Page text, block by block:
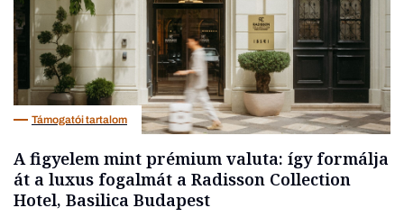
Támogatói tartalom
A figyelem mint prémium valuta: így formálja
át a luxus fogalmát a Radisson Collection
Hotel, Basilica Budapest